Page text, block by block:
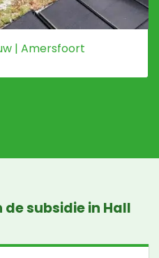
| Amersfoort
subsidie in Hall